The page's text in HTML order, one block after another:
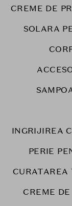
CREME DE
SOLARA
INGRIJIREA
PERIE
CURATAREA
CREME